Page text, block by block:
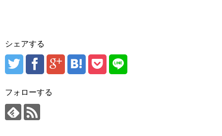
シェアする
フォローする